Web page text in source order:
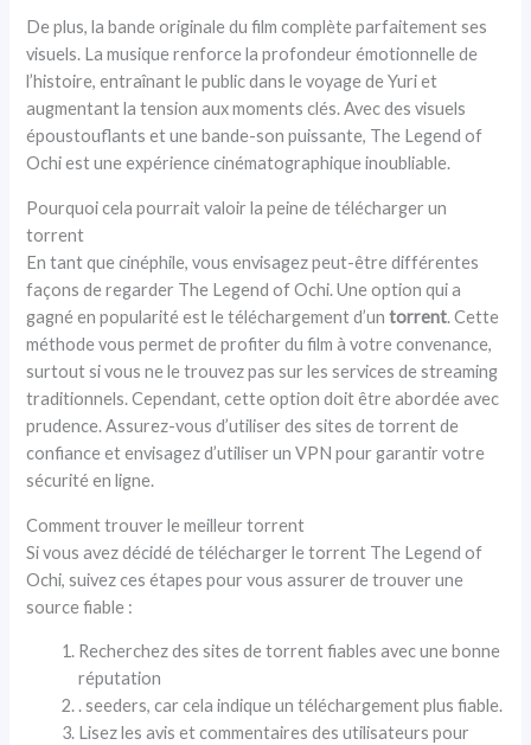
De plus, la bande originale du film complète parfaitement ses
visuels. La musique renforce la profondeur émotionnelle de
l’histoire, entraînant le public dans le voyage de Yuri et
augmentant la tension aux moments clés. Avec des visuels
époustouflants et une bande-son puissante, The Legend of
Ochi est une expérience cinématographique inoubliable.
Pourquoi cela pourrait valoir la peine de télécharger un
torrent
En tant que cinéphile, vous envisagez peut-être différentes
façons de regarder The Legend of Ochi. Une option qui a
gagné en popularité est le téléchargement d’untorrent. Cette
méthode vous permet de profiter du film à votre convenance,
surtout si vous ne le trouvez pas sur les services de streaming
traditionnels. Cependant, cette option doit être abordée avec
prudence. Assurez-vous d’utiliser des sites de torrent de
confiance et envisagez d’utiliser un VPN pour garantir votre
sécurité en ligne.
Comment trouver le meilleur torrent
Si vous avez décidé de télécharger le torrent The Legend of
Ochi, suivez ces étapes pour vous assurer de trouver une
source fiable :
Recherchez des sites de torrent fiables avec une bonne
réputation
. seeders, car cela indique un téléchargement plus fiable.
Lisez les avis et commentaires des utilisateurs pour